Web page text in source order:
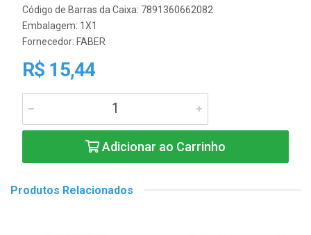
Código de Barras da Caixa: 7891360662082
Embalagem: 1X1
Fornecedor: FABER
R$ 15,44
Adicionar ao Carrinho
Produtos Relacionados